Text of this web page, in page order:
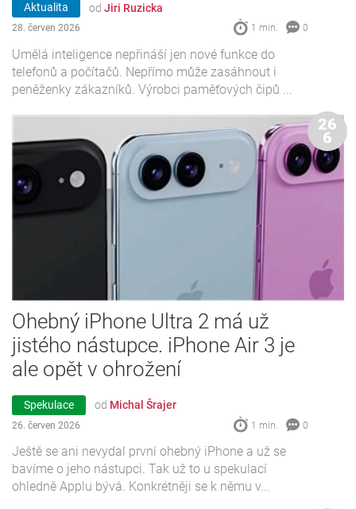
Aktualita od Jiri Ruzicka
28. červen 2026 1 min. 0
Umělá inteligence nepřináší jen nové funkce do
telefonů a počítačů. Nepřímo může zasáhnout i
peněženky zákazníků. Výrobci paměťových čipů ...
Ohebný iPhone Ultra 2 má už
jistého nástupce. iPhone Air 3 je
ale opět v ohrožení
Spekulace od Michal Šrajer
26. červen 2026 1 min. 0
Ještě se ani nevydal první ohebný iPhone a už se
bavíme o jeho nástupci. Tak už to u spekulací
ohledně Applu bývá. Konkrétněji se k němu v...
26
6